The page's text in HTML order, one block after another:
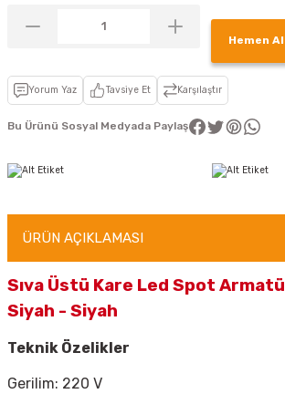
Hemen Al
Yorum Yaz Tavsiye Et Karşılaştır
Bu Ürünü Sosyal Medyada Paylaş
ÜRÜN AÇIKLAMASI
Sıva Üstü Kare Led Spot
Siyah - Siyah
Teknik Özelikler
Gerilim: 220 V